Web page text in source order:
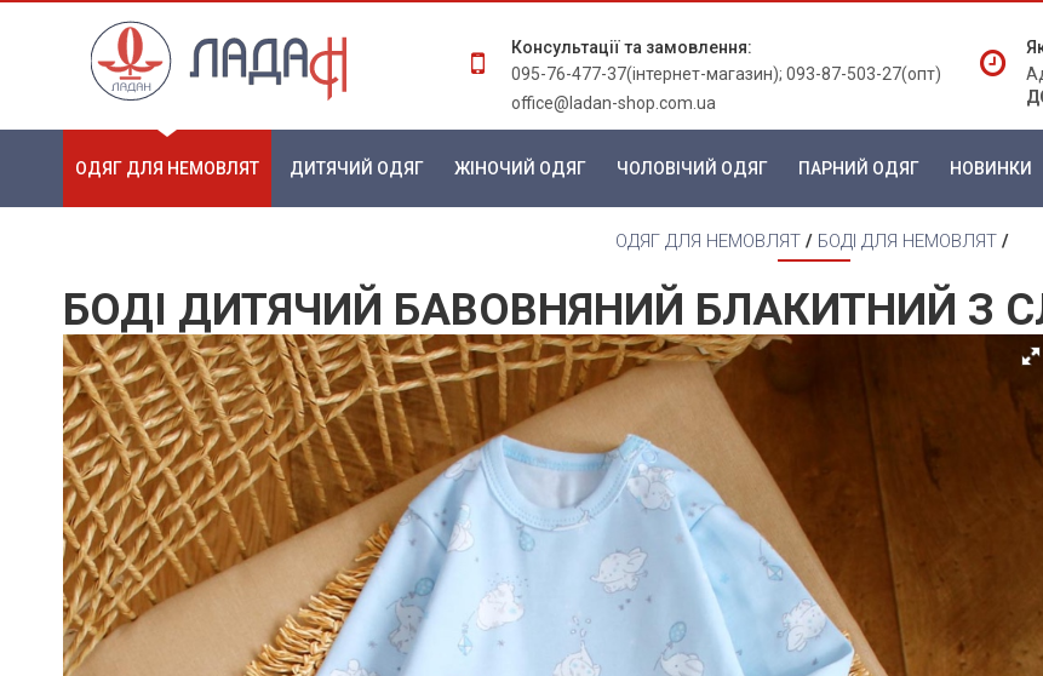
Консультації та замовлення:
095-76-477-37(інтернет-магазин); 093-87-503-27(опт)
office@ladan-shop.com.ua
ОДЯГ ДЛЯ НЕМОВЛЯТ ДИТЯЧИЙ ОДЯГ ЖІНОЧИЙ ОДЯГ ЧОЛОВІЧИЙ ОДЯГ ПАРНИЙ ОДЯГ НОВИНКИ
ОДЯГ ДЛЯ НЕМОВЛЯТ/ БОДІ ДЛЯ НЕМОВЛЯТ/
БОДІ ДИТЯЧИЙ БАВОВНЯНИЙ БЛАКИТНИЙ З